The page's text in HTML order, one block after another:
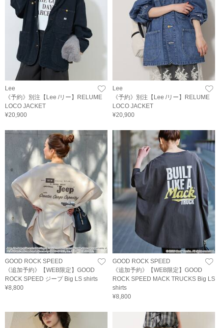
Lee
《予約》別注【Lee /リー】RELUME
LOCO JACKET
¥20,900
Lee
《予約》別注【Lee /リー】RELUME
LOCO JACKET
¥20,900
GOOD ROCK SPEED
《追加予約》【WEB限定】GOOD
ROCK SPEED ジープ Big LS shirts
¥8,800
GOOD ROCK SPEED
《追加予約》【WEB限定】GOOD
ROCK SPEED MACK TRUCKS Big LS
shirts
¥8,800